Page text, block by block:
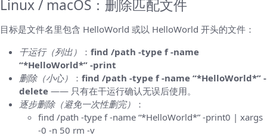
Linux / macOS：删除匹配文件
目标是文件名里包含 HelloWorld 或以 HelloWorld 开头的文件：
干运行（列出）
： find /path -type f -name
“*HelloWorld*” -print
删除（小心）
： find /path -type f -name “*HelloWorld*” -
delete —— 只有在干运行确认无误后使用。
逐步删除（避免一次性删完）
：
find /path -type f -name “*HelloWorld*” -print0 | xargs
-0 -n 50 rm -v